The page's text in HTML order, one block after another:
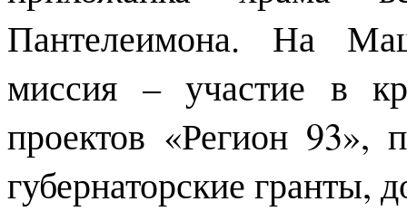
Пантелеимона. На
миссия – участие в
проектов «Регион 93»,
губернаторские гранты,